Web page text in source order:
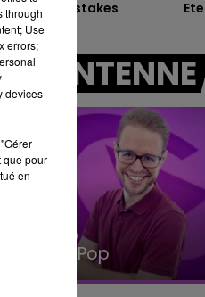
10h00 - 14h00
TICKET DE CAISSE
Mistakes
L'ANTENNE
15h00 - 19h00
Le Club Champagne FM
through
Use
errors;
devices
que pour
en